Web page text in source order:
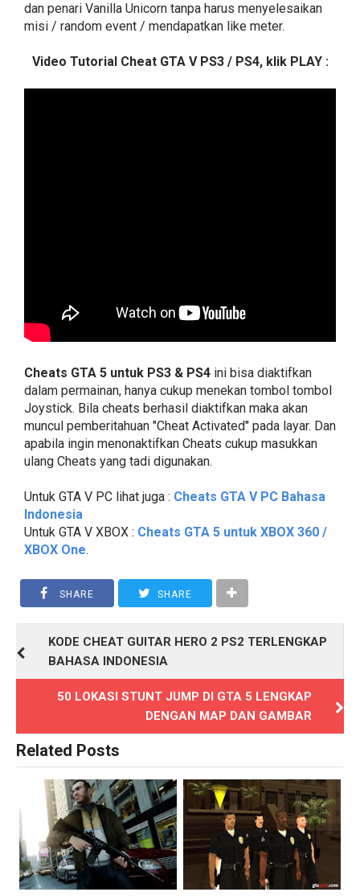
dan penari Vanilla Unicorn tanpa harus menyelesaikan
misi / random event / mendapatkan like meter.
Video Tutorial Cheat GTA V PS3 / PS4, klik PLAY :
Cheats GTA 5 untuk PS3 & PS4 ini bisa diaktifkan
dalam permainan, hanya cukup menekan tombol tombol
Joystick. Bila cheats berhasil diaktifkan maka akan
muncul pemberitahuan "Cheat Activated" pada layar. Dan
apabila ingin menonaktifkan Cheats cukup masukkan
ulang Cheats yang tadi digunakan.
Untuk GTA V PC lihat juga : Cheats GTA V PC Bahasa
Indonesia
Untuk GTA V XBOX : Cheats GTA 5 untuk XBOX 360 /
XBOX One.
SHARE SHARE
KODE CHEAT GUITAR HERO 2 PS2 TERLENGKAP
BAHASA INDONESIA
50 LOKASI STUNT JUMP DI GTA 5 LENGKAP
DENGAN MAP DAN GAMBAR
Related Posts